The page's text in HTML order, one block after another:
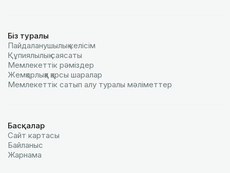
Біз туралы
Пайдаланушылық келiciм
Құпиялылық саясаты
Мемлекеттік рәміздер
Жемқорлыққа қарсы шаралар
Мемлекеттік сатып алу туралы мәлiметтер
Басқалар
Сайт картасы
Байланыс
Жарнама